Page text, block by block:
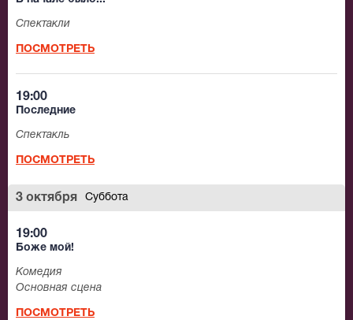
Спектакли
ПОСМОТРЕТЬ
19:00
Последние
Спектакль
ПОСМОТРЕТЬ
3 октября Суббота
19:00
Боже мой!
Комедия
Основная сцена
ПОСМОТРЕТЬ